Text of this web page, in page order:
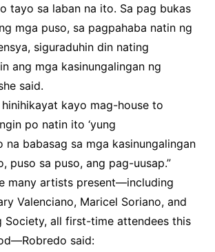
tayo sa laban na ito. Sa pag bukas
mga puso, sa pagpahaba natin ng
siguraduhin din nating
ang mga kasinungalingan ng
said.
kayo mag-house to
po natin ito ‘yung
na babasag sa mga kasinungalingan
puso sa puso, ang pag-uusap.”
many artists present—including
Valenciano, Maricel Soriano, and
Society, all first-time attendees this
said: